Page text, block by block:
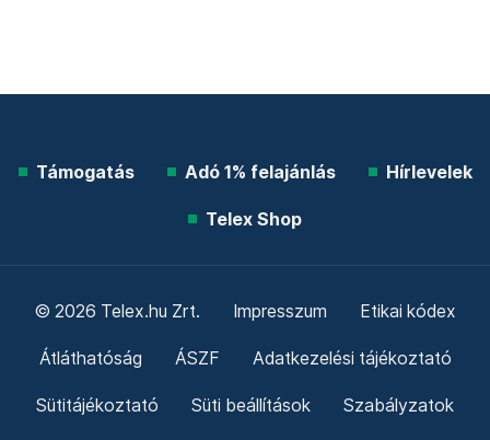
Támogatás Adó 1% felajánlás Hírlevelek
Telex Shop
© 2026 Telex.hu Zrt. Impresszum Etikai kódex
Átláthatóság ÁSZF Adatkezelési tájékoztató
Sütitájékoztató Süti beállítások Szabályzatok